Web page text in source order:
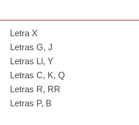
Letra X
Letras G, J
Letras Ll, Y
Letras C, K, Q
Letras R, RR
Letras P, B